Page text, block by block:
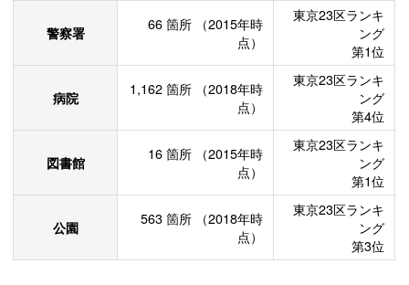
警察署 66 箇所
（2015年時
点）
東京23区ランキ
ング
第1位
病院 1,162 箇所
（2018年時
点）
東京23区ランキ
ング
第4位
図書館 16 箇所
（2015年時
点）
東京23区ランキ
ング
第1位
公園 563 箇所
（2018年時
点）
東京23区ランキ
ング
第3位